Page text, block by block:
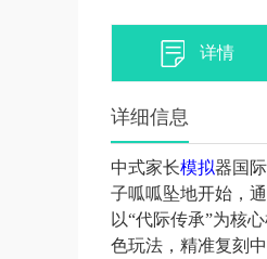
详情
详细信息
中式家长模拟器国
子呱呱坠地开始，
以“代际传承”为核
色玩法，精准复刻